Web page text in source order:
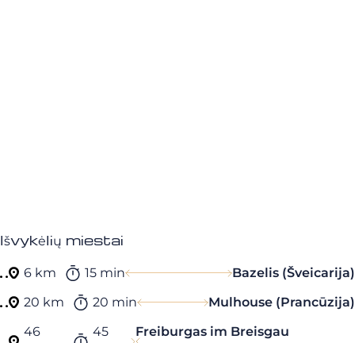
Išvykėlių miestai
6 km 15 min
Bazelis (Šveicarija)
20 km
20 min
Mulhouse (Prancūzija)
46
45
Freiburgas im Breisgau